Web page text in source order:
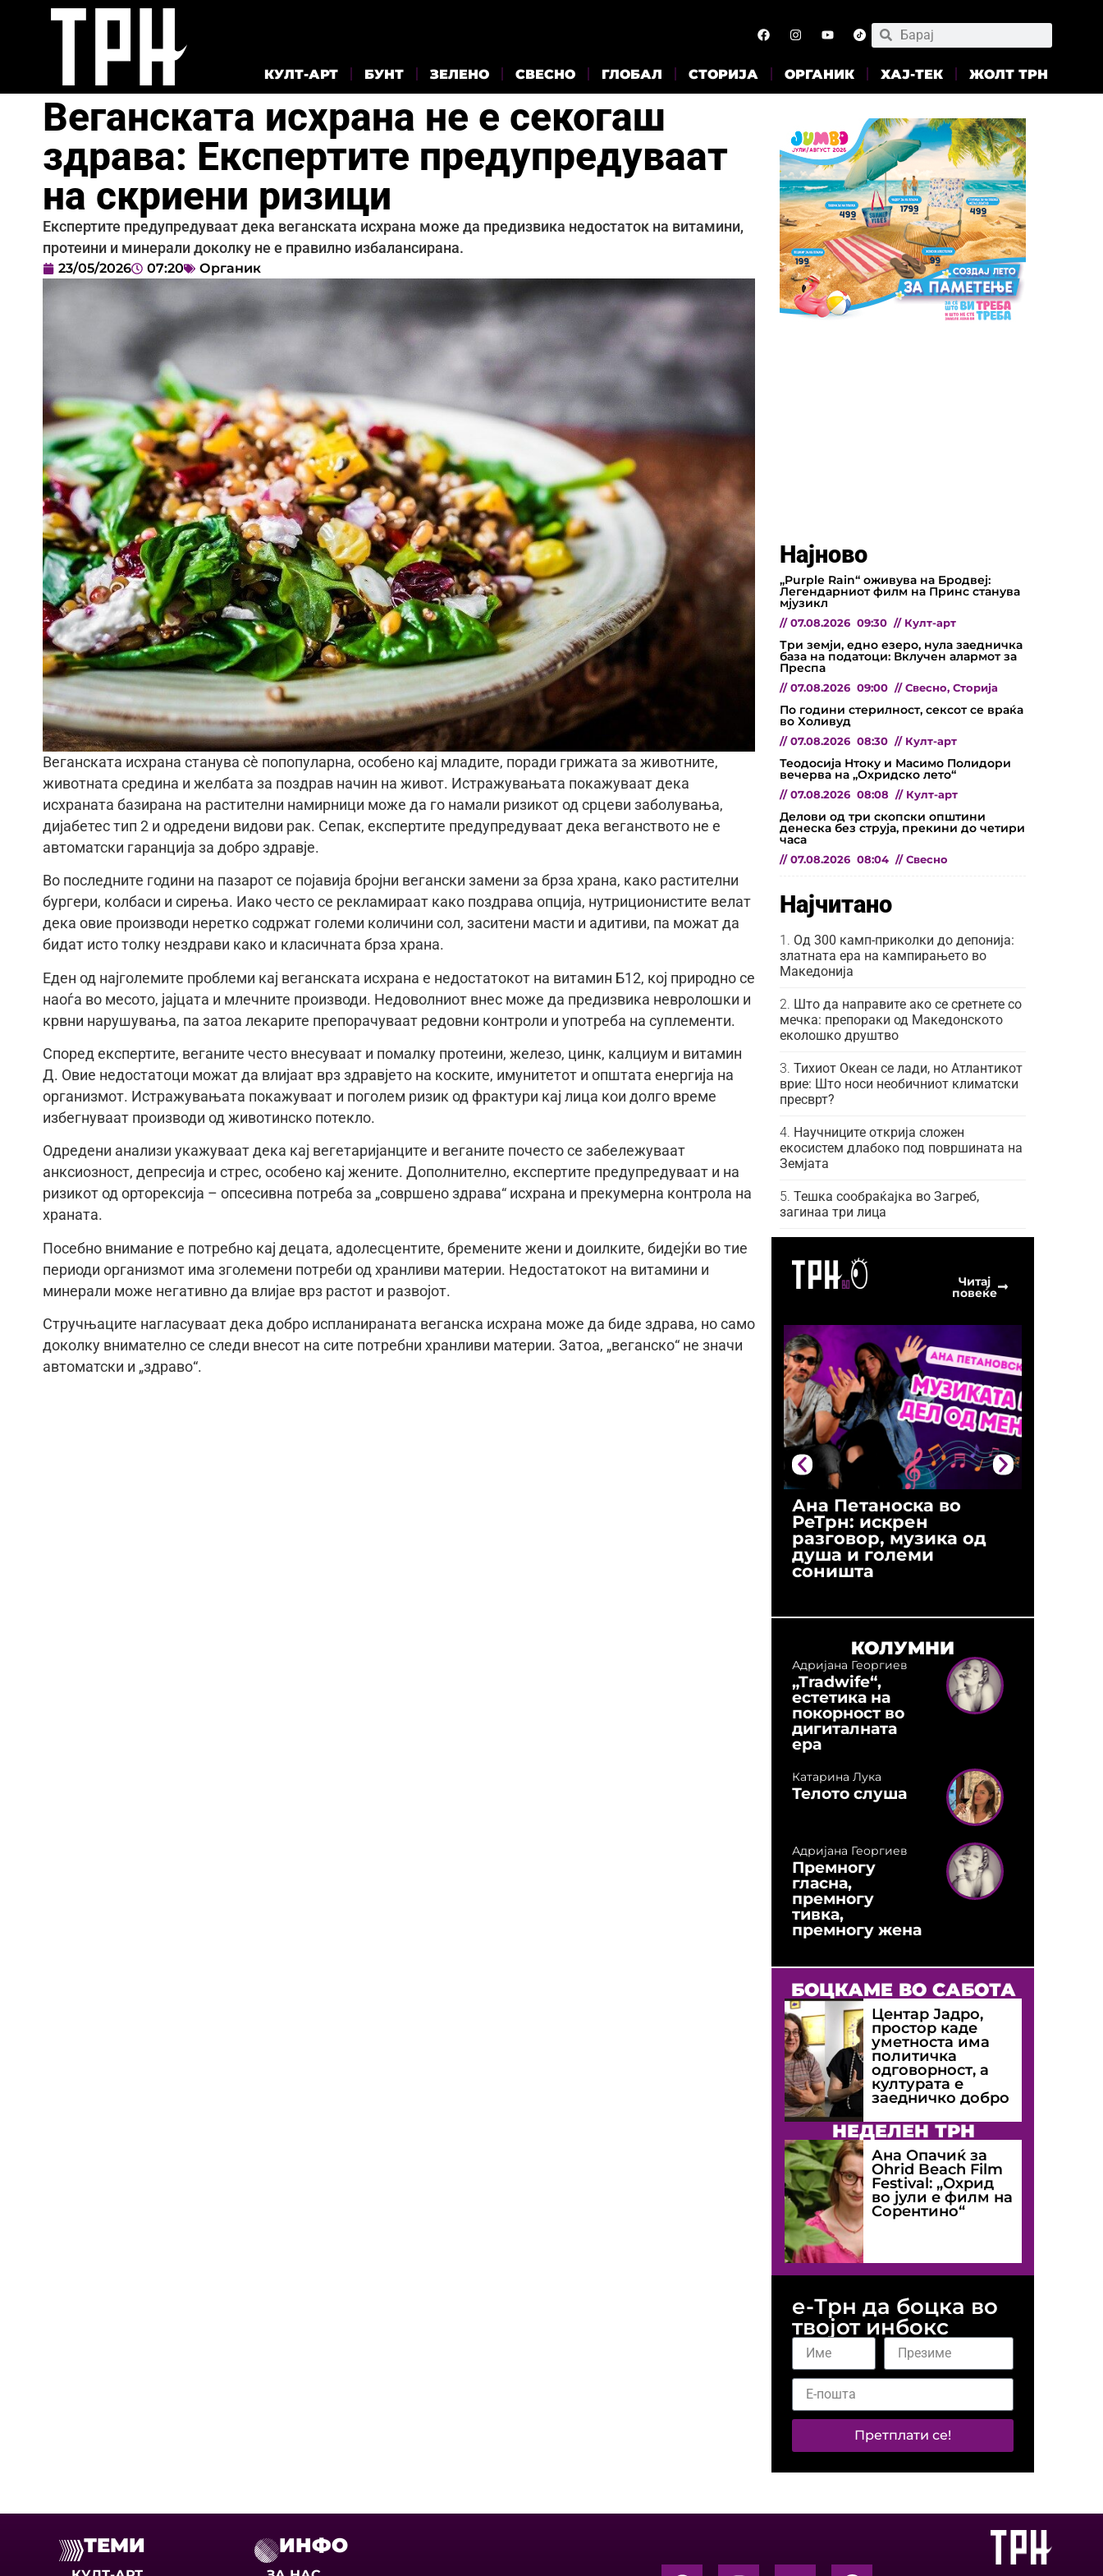
КУЛТ-АРТ БУНТ ЗЕЛЕНО СВЕСНО ГЛОБАЛ СТОРИЈА ОРГАНИК ХАЈ-ТЕК ЖОЛТ ТРН
Веганската исхрана не е секогаш
здрава: Експертите предупредуваат
на скриени ризици
Експертите предупредуваат дека веганската исхрана може да предизвика недостаток на витамини,
протеини и минерали доколку не е правилно избалансирана.
23/05/2026 07:20 Органик
Веганската исхрана станува сè попопуларна, особено кај младите, поради грижата за животните,
животната средина и желбата за поздрав начин на живот. Истражувањата покажуваат дека
исхраната базирана на растителни намирници може да го намали ризикот од срцеви заболувања,
дијабетес тип 2 и одредени видови рак. Сепак, експертите предупредуваат дека веганството не е
автоматски гаранција за добро здравје.
Во последните години на пазарот се појавија бројни вегански замени за брза храна, како растителни
бургери, колбаси и сирења. Иако често се рекламираат како поздрава опција, нутриционистите велат
дека овие производи неретко содржат големи количини сол, заситени масти и адитиви, па можат да
бидат исто толку нездрави како и класичната брза храна.
Еден од најголемите проблеми кај веганската исхрана е недостатокот на витамин Б12, кој природно се
наоѓа во месото, јајцата и млечните производи. Недоволниот внес може да предизвика невролошки и
крвни нарушувања, па затоа лекарите препорачуваат редовни контроли и употреба на суплементи.
Според експертите, веганите често внесуваат и помалку протеини, железо, цинк, калциум и витамин
Д. Овие недостатоци можат да влијаат врз здравјето на коските, имунитетот и општата енергија на
организмот. Истражувањата покажуваат и поголем ризик од фрактури кај лица кои долго време
избегнуваат производи од животинско потекло.
Одредени анализи укажуваат дека кај вегетаријанците и веганите почесто се забележуваат
анксиозност, депресија и стрес, особено кај жените. Дополнително, експертите предупредуваат и на
ризикот од орторексија – опсесивна потреба за „совршено здрава“ исхрана и прекумерна контрола на
храната.
Посебно внимание е потребно кај децата, адолесцентите, бремените жени и доилките, бидејќи во тие
периоди организмот има зголемени потреби од хранливи материи. Недостатокот на витамини и
минерали може негативно да влијае врз растот и развојот.
Стручњаците нагласуваат дека добро испланираната веганска исхрана може да биде здрава, но само
доколку внимателно се следи внесот на сите потребни хранливи материи. Затоа, „веганско“ не значи
автоматски и „здраво“.
Најново
„Purple Rain“ оживува на Бродвеј:
Легендарниот филм на Принс станува
мјузикл
// 07.08.2026 09:30 // Култ-арт
Три земји, едно езеро, нула заедничка
база на податоци: Вклучен алармот за
Преспа
// 07.08.2026 09:00 // Свесно, Сторија
По години стерилност, сексот се враќа
во Холивуд
// 07.08.2026 08:30 // Култ-арт
Теодосија Нтоку и Масимо Полидори
вечерва на „Охридско лето“
// 07.08.2026 08:08 // Култ-арт
Делови од три скопски општини
денеска без струја, прекини до четири
часа
// 07.08.2026 08:04 // Свесно
Најчитано
Од 300 камп-приколки до депонија:
златната ера на кампирањето во
Македонија
Што да направите ако се сретнете со
мечка: препораки од Македонското
еколошко друштво
Тихиот Океан се лади, но Атлантикот
врие: Што носи необичниот климатски
пресврт?
Научниците открија сложен
екосистем длабоко под површината на
Земјата
Тешка сообраќајка во Загреб,
загинаа три лица
Читај
повеќе
Ана Петаноска во
РеТрн: искрен
разговор, музика од
душа и големи
соништа
КОЛУМНИ
Адријана Георгиев
„Tradwife“,
естетика на
покорност во
дигиталната
ера
Катарина Лука
Телото слуша
Адријана Георгиев
Премногу
гласна,
премногу
тивка,
премногу жена
БОЦКАМЕ ВО САБОТА
Центар Јадро,
простор каде
уметноста има
политичка
одговорност, а
културата е
заедничко добро
НЕДЕЛЕН ТРН
Ана Опачиќ за
Оhrid Beach Film
Festival: „Охрид
во јули е филм на
Сорентино“
е-Трн да боцка во
твојот инбокс
Претплати се!
ТЕМИ ИНФО